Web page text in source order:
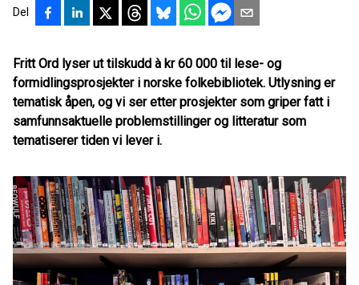
Del
Fritt Ord lyser ut tilskudd à kr 60 000 til lese- og
formidlingsprosjekter i norske folkebibliotek. Utlysning er
tematisk åpen, og vi ser etter prosjekter som griper fatt i
samfunnsaktuelle problemstillinger og litteratur som
tematiserer tiden vi lever i.